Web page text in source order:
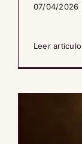
07/04/2026
Leer artículo